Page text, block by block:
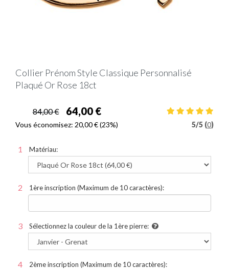
Collier Prénom Style Classique Personnalisé
Plaqué Or Rose 18ct
84,00 € 64,00 €
Vous économisez: 20,00 €(23%) 5/5 (0)
Matériau:
1ère inscription (Maximum de 10 caractères):
Sélectionnez la couleur de la 1ère pierre:
2ème inscription (Maximum de 10 caractères):